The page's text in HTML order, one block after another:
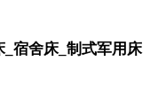
宿舍床_制式军用床